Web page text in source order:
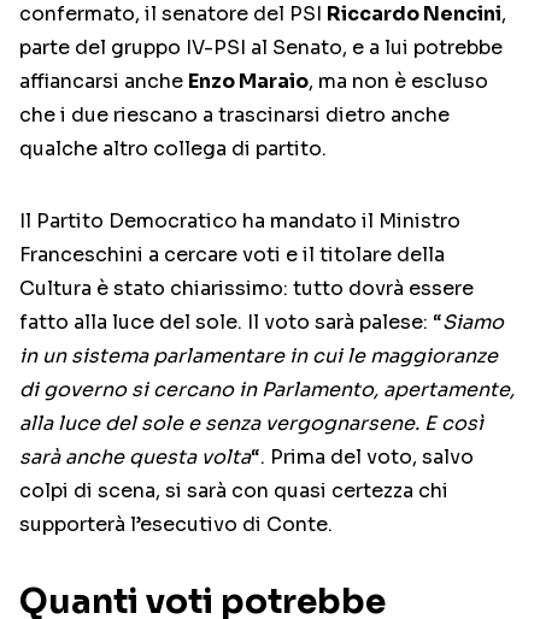
confermato, il senatore del PSI Riccardo Nencini,
parte del gruppo IV-PSI al Senato, e a lui potrebbe
affiancarsi anche Enzo Maraio, ma non è escluso
che i due riescano a trascinarsi dietro anche
qualche altro collega di partito.
Il Partito Democratico ha mandato il Ministro
Franceschini a cercare voti e il titolare della
Cultura è stato chiarissimo: tutto dovrà essere
fatto alla luce del sole. Il voto sarà palese: “Siamo
in un sistema parlamentare in cui le maggioranze
di governo si cercano in Parlamento, apertamente,
alla luce del sole e senza vergognarsene. E così
sarà anche questa volta“. Prima del voto, salvo
colpi di scena, si sarà con quasi certezza chi
supporterà l’esecutivo di Conte.
Quanti voti potrebbe